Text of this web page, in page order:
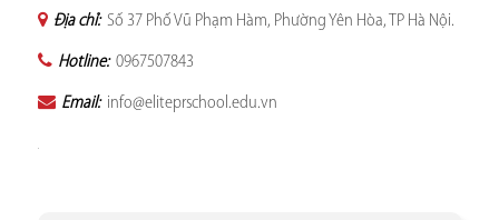
Địa chỉ: Số 37 Phố Vũ Phạm Hàm, Phường Yên Hòa, TP Hà Nội.
Hotline: 0967507843
Email: info@eliteprschool.edu.vn